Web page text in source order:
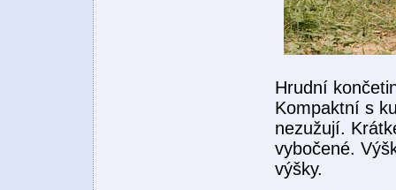
Hrudní
Kompaktní s
nezužují.
vybočené.
výšky.